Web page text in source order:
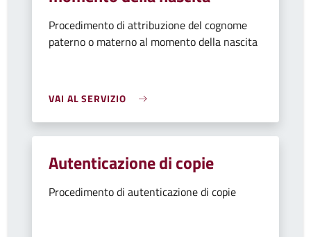
Procedimento di attribuzione del cognome
paterno o materno al momento della nascita
VAI AL SERVIZIO
Autenticazione di copie
Procedimento di autenticazione di copie